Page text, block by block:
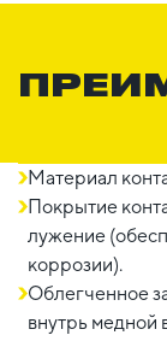
Материал
Покрытие
лужение
коррозии).
Облегченное
внутрь медной